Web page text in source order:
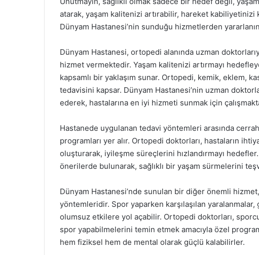
atarak, yaşam kalitenizi artırabilir, hareket kabiliyetinizi
Dünyam Hastanesi’nin sunduğu hizmetlerden
Dünyam Hastanesi, ortopedi alanında uzman
hizmet vermektedir. Yaşam kalitenizi artırmayı
kapsamlı bir yaklaşım sunar. Ortopedi, kemik, eklem,
tedavisini kapsar. Dünyam Hastanesi’nin uzman
ederek, hastalarına en iyi hizmeti sunmak için
Hastanede uygulanan tedavi yöntemleri arasında
programları yer alır. Ortopedi doktorları, hastaların
oluşturarak, iyileşme süreçlerini hızlandırmayı
önerilerde bulunarak, sağlıklı bir yaşam sürmelerini
Dünyam Hastanesi’nde sunulan bir diğer önemli
yöntemleridir. Spor yaparken karşılaşılan
olumsuz etkilere yol açabilir. Ortopedi doktorları,
spor yapabilmelerini temin etmek amacıyla özel
hem fiziksel hem de mental olarak güçlü kalabilirler.